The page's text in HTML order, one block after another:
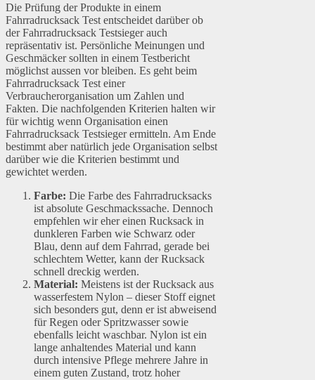
Die Prüfung der Produkte in einem
Fahrradrucksack Test entscheidet darüber ob
der Fahrradrucksack Testsieger auch
repräsentativ ist. Persönliche Meinungen und
Geschmäcker sollten in einem Testbericht
möglichst aussen vor bleiben. Es geht beim
Fahrradrucksack Test einer
Verbraucherorganisation um Zahlen und
Fakten. Die nachfolgenden Kriterien halten wir
für wichtig wenn Organisation einen
Fahrradrucksack Testsieger ermitteln. Am Ende
bestimmt aber natürlich jede Organisation selbst
darüber wie die Kriterien bestimmt und
gewichtet werden.
Farbe: Die Farbe des Fahrradrucksacks
ist absolute Geschmackssache. Dennoch
empfehlen wir eher einen Rucksack in
dunkleren Farben wie Schwarz oder
Blau, denn auf dem Fahrrad, gerade bei
schlechtem Wetter, kann der Rucksack
schnell dreckig werden.
Material: Meistens ist der Rucksack aus
wasserfestem Nylon – dieser Stoff eignet
sich besonders gut, denn er ist abweisend
für Regen oder Spritzwasser sowie
ebenfalls leicht waschbar. Nylon ist ein
lange anhaltendes Material und kann
durch intensive Pflege mehrere Jahre in
einem guten Zustand, trotz hoher